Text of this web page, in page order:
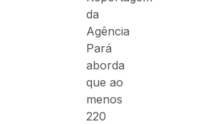
da
Agência
Pará
aborda
que ao
menos
220